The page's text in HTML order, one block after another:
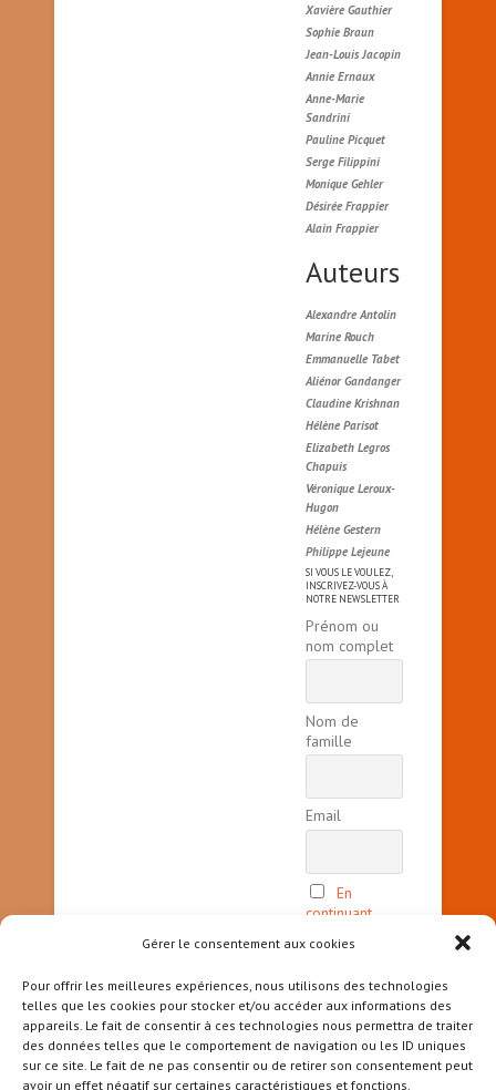
Gérer le consentement aux cookies
Pour offrir les meilleures expériences, nous utilisons des technologies
telles que les cookies pour stocker et/ou accéder aux informations des
appareils. Le fait de consentir à ces technologies nous permettra de traiter
des données telles que le comportement de navigation ou les ID uniques
sur ce site. Le fait de ne pas consentir ou de retirer son consentement peut
avoir un effet négatif sur certaines caractéristiques et fonctions.
Xavière Gauthier
Sophie Braun
Jean-Louis Jacopin
Annie Ernaux
Anne-Marie
Sandrini
Pauline Picquet
Serge Filippini
Monique Gehler
Désirée Frappier
Alain Frappier
Auteurs
Alexandre Antolin
Marine Rouch
Emmanuelle Tabet
Aliénor Gandanger
Claudine Krishnan
Hélène Parisot
Elizabeth Legros
Chapuis
Véronique Leroux-
Hugon
Hélène Gestern
Philippe Lejeune
SI VOUS LE VOULEZ,
INSCRIVEZ-VOUS À
NOTRE NEWSLETTER
Prénom ou
nom complet
Nom de
famille
Email
En
continuant,
la politique
confidentialité